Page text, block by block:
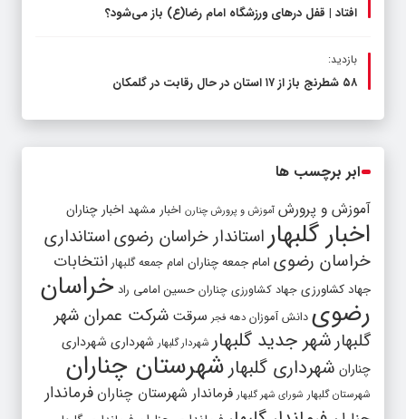
افتاد | قفل در‌های ورزشگاه امام رضا(ع) باز می‌شود؟
بازدید:
۵۸ شطرنج‌ باز از ۱۷ استان در حال رقابت در گلمکان
ابر برچسب ها
آموزش و پرورش آموزش و پرورش چنارن اخبار مشهد اخبار چناران
اخبار گلبهار استاندار خراسان رضویاستانداری
خراسان رضوی امام جمعه چناران امام جمعه گلبهار انتخابات
جهاد کشاورزی جهاد کشاورزی چناران حسین امامی راد خراسان
رضوی دانش آموزان دهه فجر سرقت شرکت عمران شهر
گلبهار شهر جدید گلبهار شهردار گلبهار شهرداری شهرداری
چناران شهرداری گلبهار شهرستان چناران
شهرستان گلبهار شورای شهر گلبهار فرماندار شهرستان چناران فرماندار